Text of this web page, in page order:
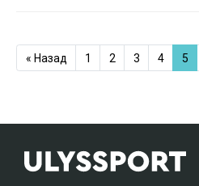
« Назад 1 2 3 4 5